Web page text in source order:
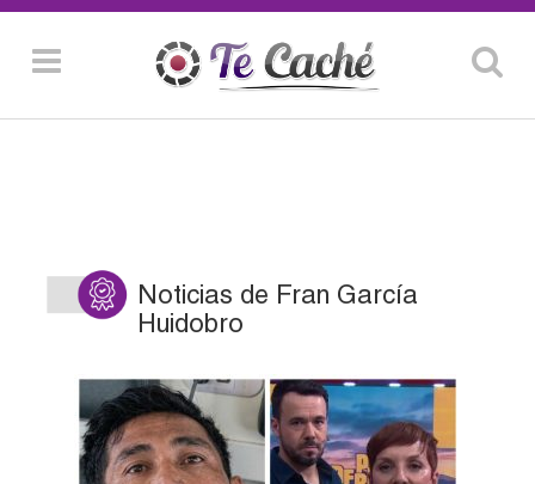
Noticias de Fran García
Huidobro